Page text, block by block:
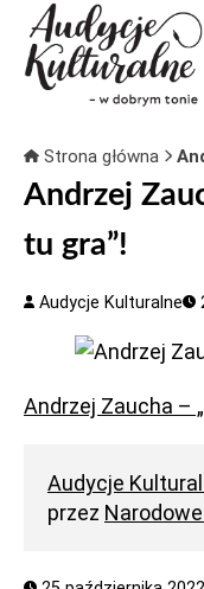
Strona główna
Andrzej
tu gra”!
Audycje Kulturalne
Andrzej Zaucha –
Audycje
przez